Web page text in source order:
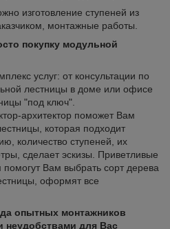
изготовление ступеней из
монтажные работы.
покупку модульной
услуг: от консультации по
лестницы в доме или офисе
"под ключ".
архитектор поможет Вам
которая подходит
количество ступеней, их
сделает эскизы. Приветливые
Вам выбрать сорт дерева
оформят все
опытных монтажников
для Вас